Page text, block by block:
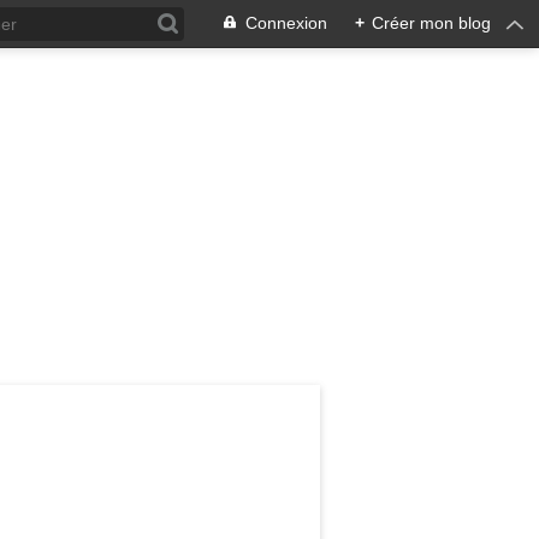
Connexion + Créer mon blog